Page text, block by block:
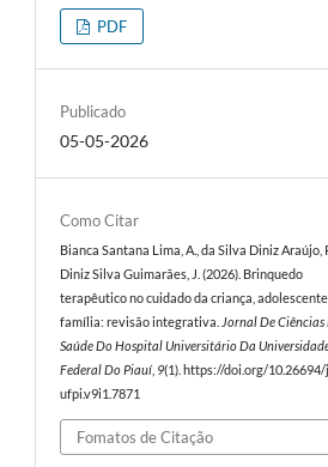
PDF
Publicado
05-05-2026
Como Citar
Bianca Santana Lima, A., da Silva Diniz Araújo,
Diniz Silva Guimarães, J. (2026). Brinquedo
terapêutico no cuidado da criança,
família: revisão integrativa. Jornal De Ciências
Saúde Do Hospital Universitário Da
Federal Do Piauí 9(1). https://doi.org/
ufpi.v9i1.7871
Fomatos de Citação